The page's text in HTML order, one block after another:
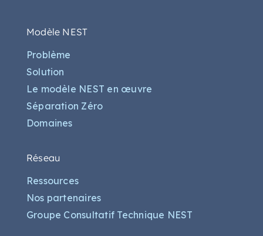
Modèle NEST
Problème
Solution
Le modèle NEST en œuvre
Séparation Zéro
Domaines
Réseau
Ressources
Nos partenaires
Groupe Consultatif Technique NEST